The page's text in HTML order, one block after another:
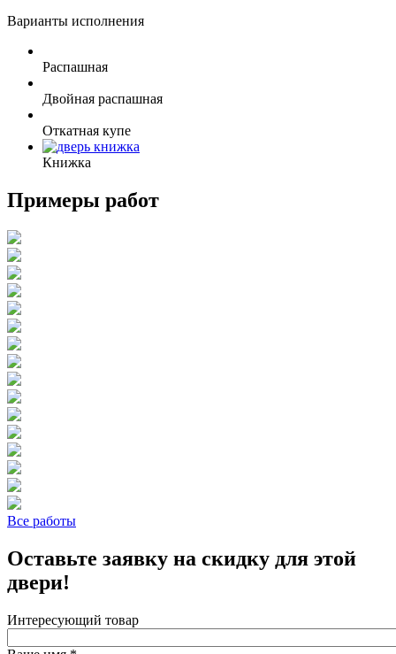
Варианты исполнения
Распашная
Двойная распашная
Откатная купе
Книжка
Примеры работ
Все работы
Оставьте заявку на скидку для этой
двери!
Интересующий товар